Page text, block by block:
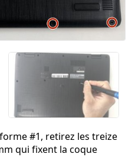
#1, retirez les treize
qui fixent la coque